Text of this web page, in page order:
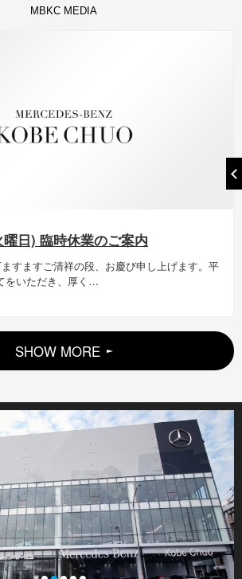
M B KC M ED A
日) 臨時休業のご案内
すますご清祥の段、お慶び申し上げます。平
をいただき、厚く…
SHOW MORE